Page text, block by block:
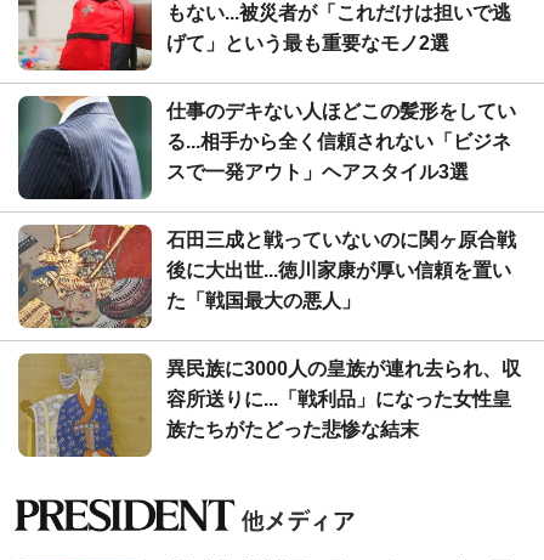
もない...被災者が「これだけは担いで逃
げて」という最も重要なモノ2選
仕事のデキない人ほどこの髪形をしてい
る...相手から全く信頼されない「ビジネ
スで一発アウト」ヘアスタイル3選
石田三成と戦っていないのに関ヶ原合戦
後に大出世...徳川家康が厚い信頼を置い
た「戦国最大の悪人」
異民族に3000人の皇族が連れ去られ、収
容所送りに...「戦利品」になった女性皇
族たちがたどった悲惨な結末